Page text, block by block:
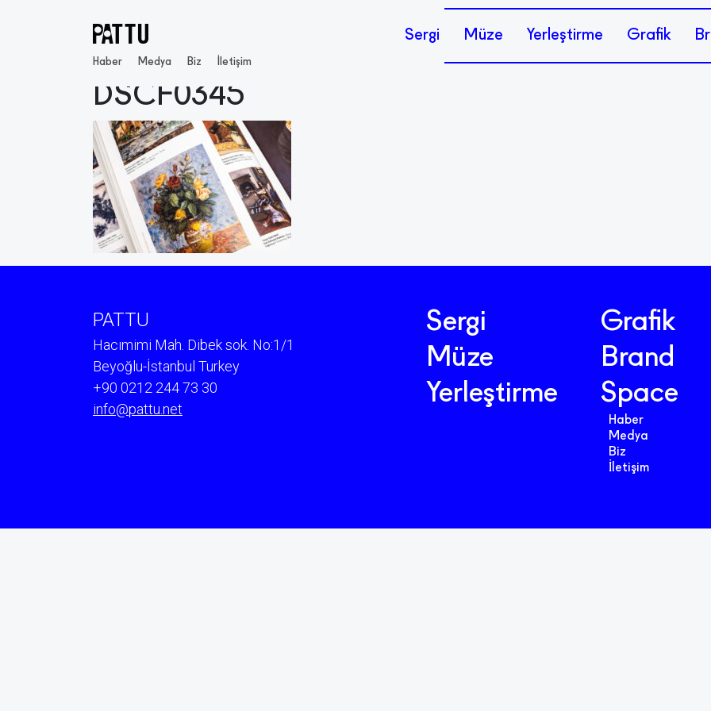
Haber Medya Biz İletişim
Sergi Müze Yerleştirme Grafik
DSCF0345
PATTU
Hacımimi Mah. Dibek sok. No:1/1
Beyoğlu-İstanbul Turkey
+90 0212 244 73 30
info@pattu.net
Sergi
Müze
Yerleştirme
Grafik
Brand
Space
Haber
Medya
Biz
İletişim